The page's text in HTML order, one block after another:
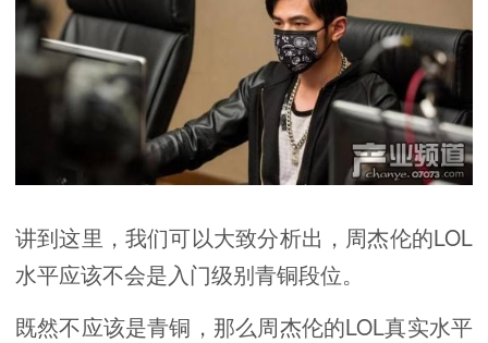
讲到这里，我们可以大致分析出，周杰伦的LOL
水平应该不会是入门级别青铜段位。
既然不应该是青铜，那么周杰伦的LOL真实水平